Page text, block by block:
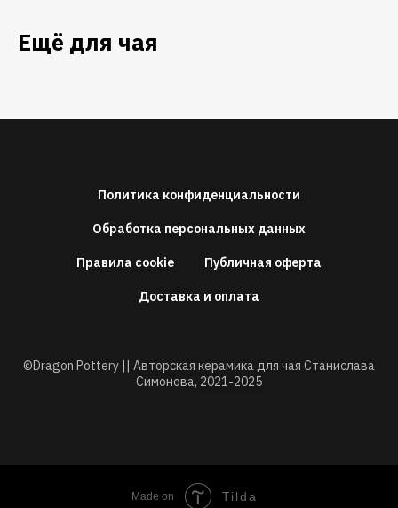
Ещё для чая
Политика конфиденциальности
Обработка персональных данных
Правила cookie Публичная оферта
Доставка и оплата
©Dragon Pottery || Авторская керамика для чая Станислава
Симонова, 2021-2025
Made on Tilda